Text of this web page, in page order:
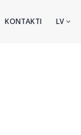
KONTAKTI LV